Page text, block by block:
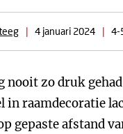
| 4 januari 2024 | 4-
nooit zo druk
in raamdecoratie
gepaste afstand